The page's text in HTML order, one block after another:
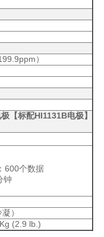
）
【标配HI1131B电极】
：600个数据
钟
）
(2.9 lb.)